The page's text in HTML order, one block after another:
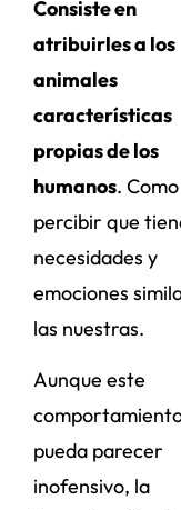
Consiste en
atribuirles a los
animales
características
propias de los
humanos. Como
percibir que
necesidades y
emociones
las nuestras.
Aunque este
pueda parecer
inofensivo, la